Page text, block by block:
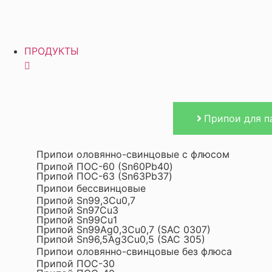
ПРОДУКТЫ
Припои для
Припои оловянно-свинцовые с флюсом
Припой ПОС-60 (Sn60Pb40)
Припой ПОС-63 (Sn63Pb37)
Припои бессвинцовые
Припой Sn99,3Cu0,7
Припой Sn97Cu3
Припой Sn99Cu1
Припой Sn99Ag0,3Cu0,7 (SAC 0307)
Припой Sn96,5Ag3Cu0,5 (SAC 305)
Припои оловянно-свинцовые без флюса
Припой ПОС-30